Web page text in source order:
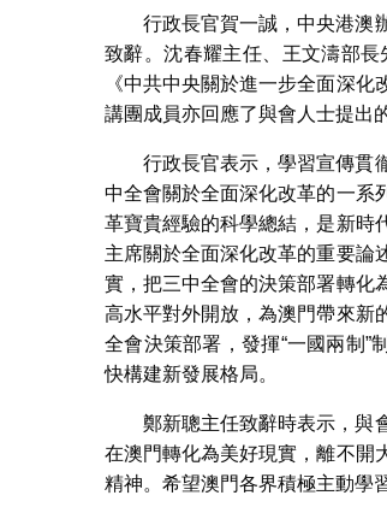
行政長官賀一誠，中央港澳
致辭。沈春耀主任、王文濤部
《中共中央關於進一步全面深
講團成員亦回應了與會人士提出
行政長官表示，學習宣傳貫
中全會關於全面深化改革的一系
革寶貴經驗的科學總結，是新時
主席關於全面深化改革的重要論
實，把三中全會的決策部署轉化
高水平對外開放，為澳門帶來新
全會決策部署，發揮“一國兩制”
快構建新發展格局。
鄭新聰主任致辭時表示，與
在澳門轉化為美好現實，離不開
精神。希望澳門各界積極主動學